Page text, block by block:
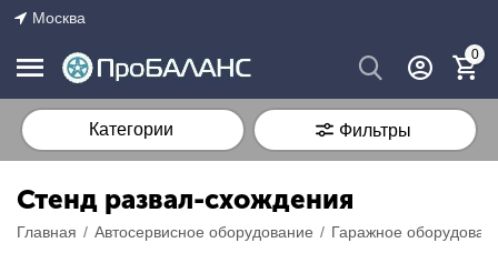
Москва
0
Категории Фильтры
Стенд развал-схождения
Главная / Автосервисное оборудование / Гаражное